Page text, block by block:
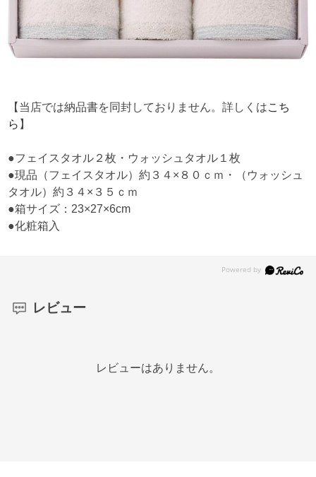
【当店では納品書を同封しておりません。詳しくはこち
ら 】
●フェイスタオル２枚・ウォッシュタオル１枚
●現品（フェイスタオル）約３４×８０ｃｍ・（ウォッシュ
タオル）約３４×３５ｃｍ
●箱サイズ：23×27×6cm
●化粧箱入
レビュー
レビューはありません。